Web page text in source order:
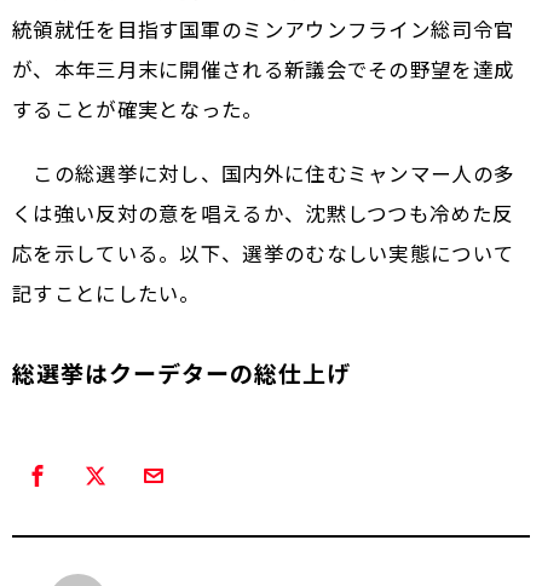
統領就任を目指す国軍のミンアウンフライン総司令官
が、本年三月末に開催される新議会でその野望を達成
することが確実となった。
この総選挙に対し、国内外に住むミャンマー人の多
くは強い反対の意を唱えるか、沈黙しつつも冷めた反
応を示している。以下、選挙のむなしい実態について
記すことにしたい。
総選挙はクーデターの総仕上げ